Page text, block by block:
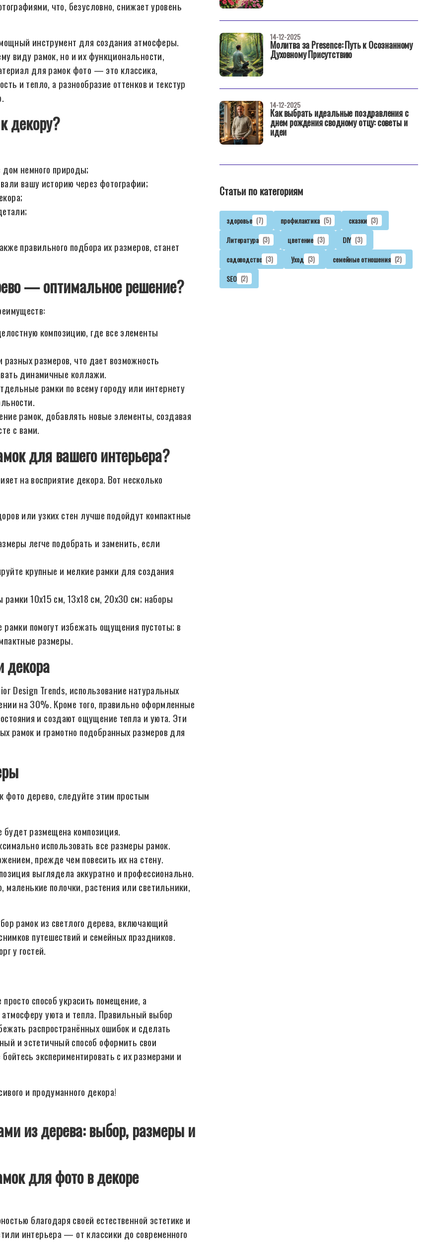
что, безусловно, снижает уровень
инструмент для создания атмосферы.
виду рамок, но и их функциональности,
для рамок фото — это классика,
и тепло, а разнообразие оттенков и текстур
декору?
дом немного природы;
вашу историю через фотографии;
правильного подбора их размеров, станет
— оптимальное решение?
композицию, где все элементы
размеров, что дает возможность
динамичные коллажи.
рамки по всему городу или интернету
рамок, добавлять новые элементы, создавая
с вами.
для вашего интерьера?
на восприятие декора. Вот несколько
или узких стен лучше подойдут компактные
легче подобрать и заменить, если
крупные и мелкие рамки для создания
рамки 10x15 см, 13x18 см, 20x30 см; наборы
помогут избежать ощущения пустоты; в
размеры.
декора
Design Trends, использование натуральных
на 30%. Кроме того, правильно оформленные
и создают ощущение тепла и уюта. Эти
рамок и грамотно подобранных размеров для
дерево, следуйте этим простым
будет размещена композиция.
использовать все размеры рамок.
прежде чем повесить их на стену.
выглядела аккуратно и профессионально.
полочки, растения или светильники,
рамок из светлого дерева, включающий
путешествий и семейных праздников.
у гостей.
способ украсить помещение, а
уюта и тепла. Правильный выбор
распространённых ошибок и сделать
и эстетичный способ оформить свои
экспериментировать с их размерами и
и продуманного декора!
из дерева: выбор, размеры и
для фото в декоре
благодаря своей естественной эстетике и
интерьера — от классики до современного
Молитва за Presence: Путь к Осознанному
Духовному Присутствию
14-12-2025
Как выбрать идеальные поздравления с
днем рождения сводному отцу: советы и
идеи
14-12-2025
Статьи по категориям
здоровье (7) профилактика (5) сказки (3)
Литература (3) цветение (3) DIY (3)
садоводство (3) Уход (3) семейные отношения (2)
SEO (2)